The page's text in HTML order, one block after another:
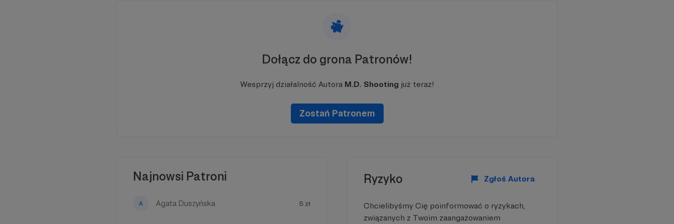
W tym miejscu powinna być zewnętrzna treść
Aby zobaczyć treść musisz zmienić ustawienia
Dołącz do grona Patronów!
Wesprzyj działalność Autora M.D. Shooting już teraz!
Zostań Patronem
Najnowsi Patroni
Agata Duszyńska 5 zł
Ryzyko Zgłoś Autora
Chcielibyśmy Cię poinformować o ryzykach,
związanych z Twoim zaangażowaniem